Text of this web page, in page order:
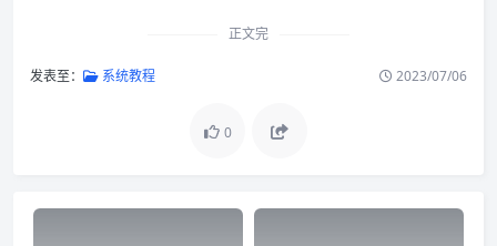
正文完
发表至： 系统教程 2023/07/06
0